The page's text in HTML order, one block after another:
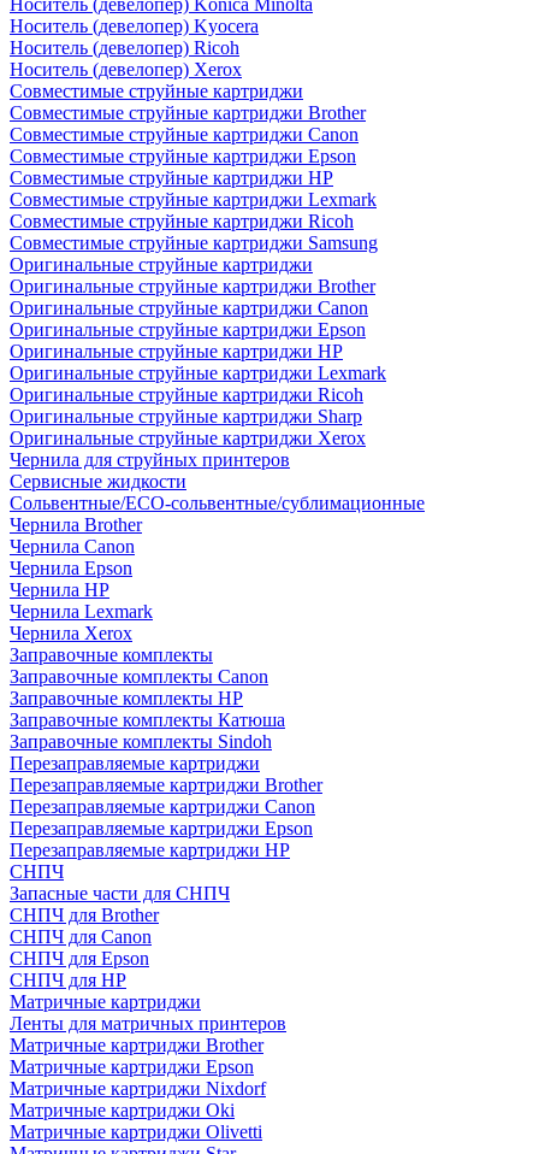
Носитель (девелопер) Konica Minolta
Носитель (девелопер) Kyocera
Носитель (девелопер) Ricoh
Носитель (девелопер) Xerox
Совместимые струйные картриджи
Совместимые струйные картриджи Brother
Совместимые струйные картриджи Canon
Совместимые струйные картриджи Epson
Совместимые струйные картриджи HP
Совместимые струйные картриджи Lexmark
Совместимые струйные картриджи Ricoh
Совместимые струйные картриджи Samsung
Оригинальные струйные картриджи
Оригинальные струйные картриджи Brother
Оригинальные струйные картриджи Canon
Оригинальные струйные картриджи Epson
Оригинальные струйные картриджи HP
Оригинальные струйные картриджи Lexmark
Оригинальные струйные картриджи Ricoh
Оригинальные струйные картриджи Sharp
Оригинальные струйные картриджи Xerox
Чернила для струйных принтеров
Сервисные жидкости
Сольвентные/ECO-сольвентные/сублимационные
Чернила Brother
Чернила Canon
Чернила Epson
Чернила HP
Чернила Lexmark
Чернила Xerox
Заправочные комплекты
Заправочные комплекты Canon
Заправочные комплекты HP
Заправочные комплекты Катюша
Заправочные комплекты Sindoh
Перезаправляемые картриджи
Перезаправляемые картриджи Brother
Перезаправляемые картриджи Canon
Перезаправляемые картриджи Epson
Перезаправляемые картриджи HP
СНПЧ
Запасные части для СНПЧ
СНПЧ для Brother
СНПЧ для Canon
СНПЧ для Epson
СНПЧ для HP
Матричные картриджи
Ленты для матричных принтеров
Матричные картриджи Brother
Матричные картриджи Epson
Матричные картриджи Nixdorf
Матричные картриджи Oki
Матричные картриджи Olivetti